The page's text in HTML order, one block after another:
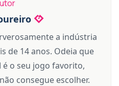
a indústria
de 14 anos. Odeia que
o seu jogo favorito,
consegue escolher.